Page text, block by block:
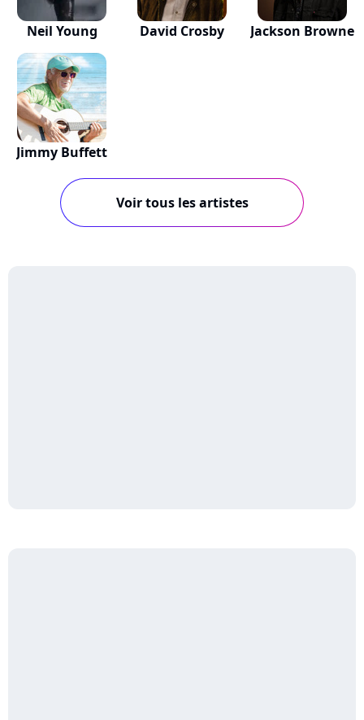
Neil Young David Crosby Jackson Browne
Jimmy Buffett
Voir tous les artistes